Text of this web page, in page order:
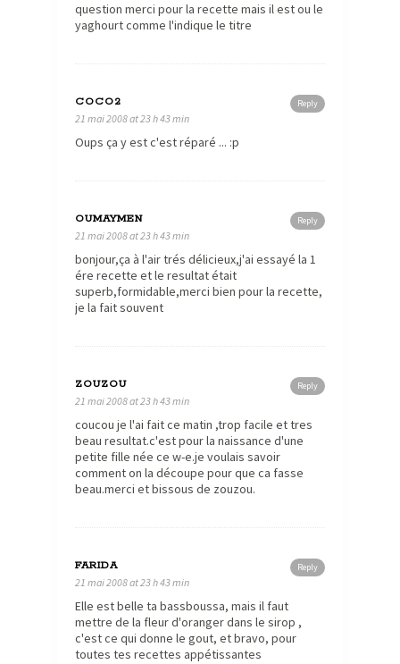
question merci pour la recette mais il est ou le
yaghourt comme l'indique le titre
Reply
COCO2
21 mai 2008 at 23 h 43 min
Oups ça y est c'est réparé ... :p
Reply
OUMAYMEN
21 mai 2008 at 23 h 43 min
bonjour,ça à l'air trés délicieux,j'ai essayé la 1
ére recette et le resultat était
superb,formidable,merci bien pour la recette,
je la fait souvent
Reply
ZOUZOU
21 mai 2008 at 23 h 43 min
coucou je l'ai fait ce matin ,trop facile et tres
beau resultat.c'est pour la naissance d'une
petite fille née ce w-e.je voulais savoir
comment on la découpe pour que ca fasse
beau.merci et bissous de zouzou.
Reply
FARIDA
21 mai 2008 at 23 h 43 min
Elle est belle ta bassboussa, mais il faut
mettre de la fleur d'oranger dans le sirop ,
c'est ce qui donne le gout, et bravo, pour
toutes tes recettes appétissantes